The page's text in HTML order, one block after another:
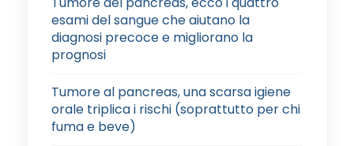
esami del sangue che aiutano la
diagnosi precoce e migliorano la
prognosi
Tumore al pancreas, una scarsa igiene
orale triplica i rischi (soprattutto per chi
fuma e beve)